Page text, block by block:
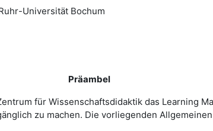
-Universität Bochum
Präambel
für Wissenschaftsdidaktik das Learning
zu machen. Die vorliegenden